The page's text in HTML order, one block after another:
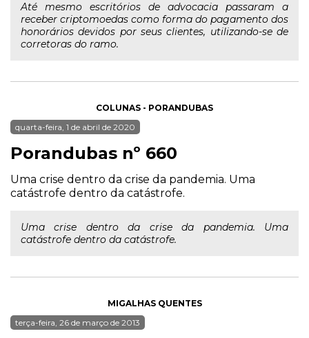
Até mesmo escritórios de advocacia passaram a
receber criptomoedas como forma do pagamento dos
honorários devidos por seus clientes, utilizando-se de
corretoras do ramo.
COLUNAS - PORANDUBAS
quarta-feira, 1 de abril de 2020
Porandubas nº 660
Uma crise dentro da crise da pandemia. Uma
catástrofe dentro da catástrofe.
Uma crise dentro da crise da pandemia. Uma
catástrofe dentro da catástrofe.
MIGALHAS QUENTES
terça-feira, 26 de março de 2013